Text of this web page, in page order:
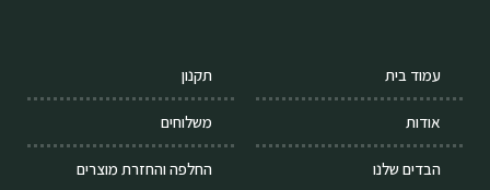
עמוד בית
אודות
הבדים שלנו
תקנון
משלוחים
החלפה והחזרת מוצרים